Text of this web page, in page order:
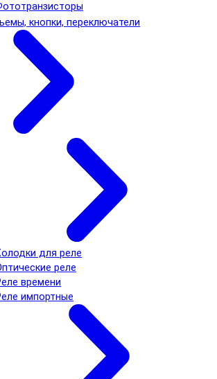
кнопки, переключатели
для реле
реле
времени
импортные